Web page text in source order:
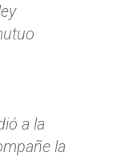
a la
la